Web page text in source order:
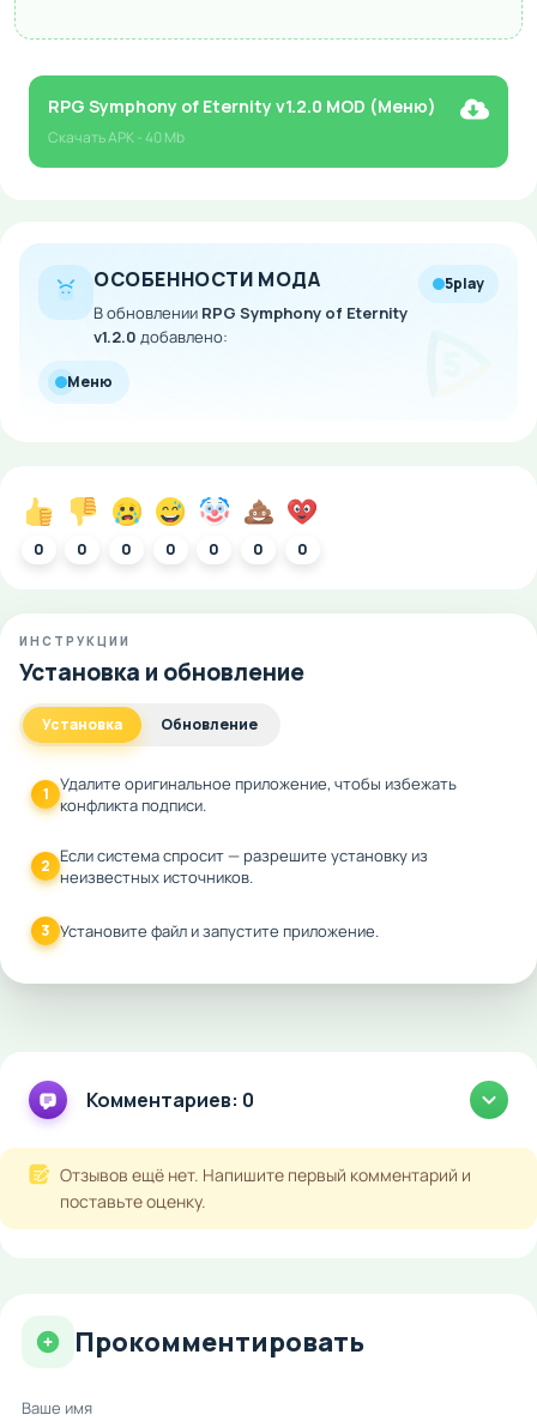
RPG Symphony of Eternity v1.2.0 MOD (Меню)
СкачатьAPK- 40 Mb
ОСОБЕННОСТИ МОДА
В обновлении RPG Symphony of Eternity
v1.2.0 добавлено:
5play
Меню
0 0 0 0 0 0 0
ИНСТРУКЦИИ
Установка и обновление
Установка Обновление
1 Удалите оригинальное приложение, чтобы избежать
конфликта подписи.
2 Если система спросит — разрешите установку из
неизвестных источников.
3 Установите файл и запустите приложение.
Комментариев: 0
Отзывов ещё нет. Напишите первый комментарий и
поставьте оценку.
Прокомментировать
Ваше имя